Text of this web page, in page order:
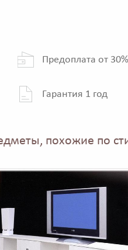
Предоплата от 30%
Гарантия 1 год
похожие по